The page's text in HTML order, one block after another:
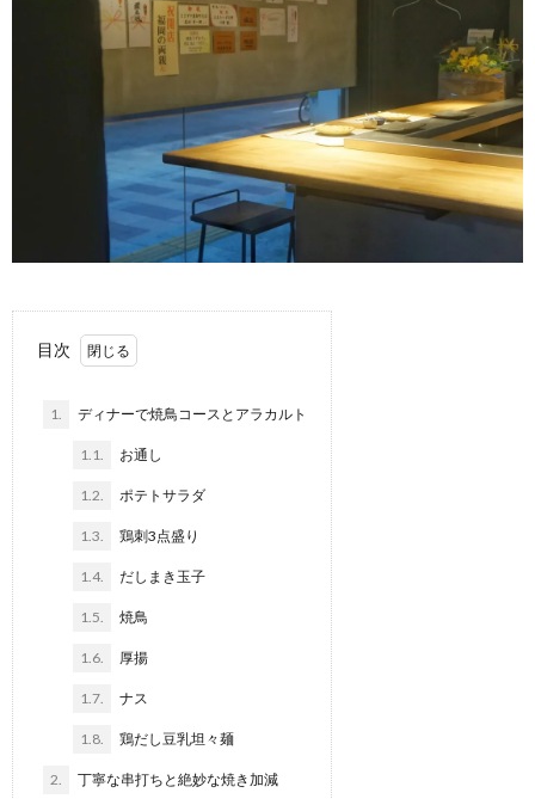
目次
1. ディナーで焼鳥コースとアラカルト
1.1. お通し
1.2. ポテトサラダ
1.3. 鶏刺3点盛り
1.4. だしまき玉子
1.5. 焼鳥
1.6. 厚揚
1.7. ナス
1.8. 鶏だし豆乳坦々麺
2. 丁寧な串打ちと絶妙な焼き加減